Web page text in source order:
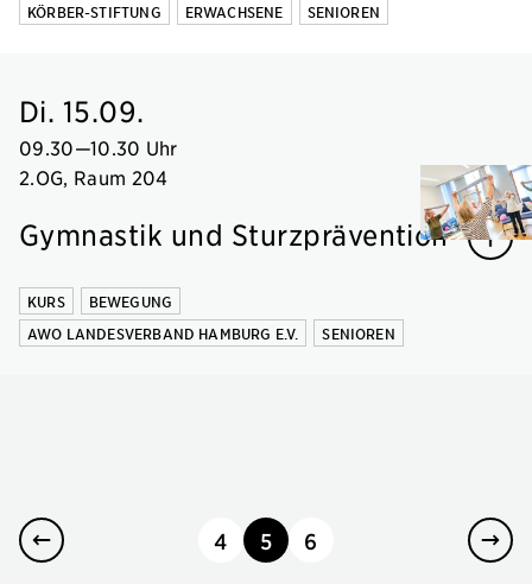
KÖRBER-STIFTUNG
ERWACHSENE SENIOREN
Di. 15.09.
09.30—10.30 Uhr
2.OG, Raum 204
Gymnastik und Sturzprävention
KURS
BEWEGUNG
AWO LANDESVERBAND HAMBURG E.V.
SENIOREN
seite
4
seite
5
seite
6